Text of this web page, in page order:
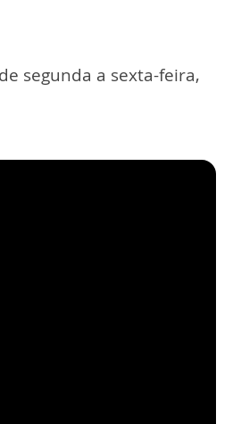
segunda a sexta-feira,